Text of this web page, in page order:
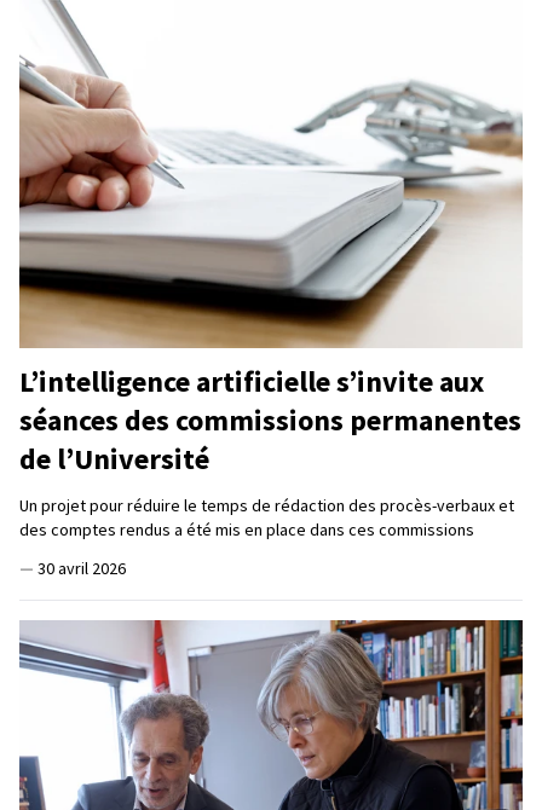
L’intelligence artificielle s’invite aux
séances des commissions permanentes
de l’Université
Un projet pour réduire le temps de rédaction des procès-verbaux et
des comptes rendus a été mis en place dans ces commissions
— 30 avril 2026